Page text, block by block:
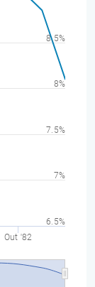
Out '82
6.5%
7%
7.5%
8%
8.5%